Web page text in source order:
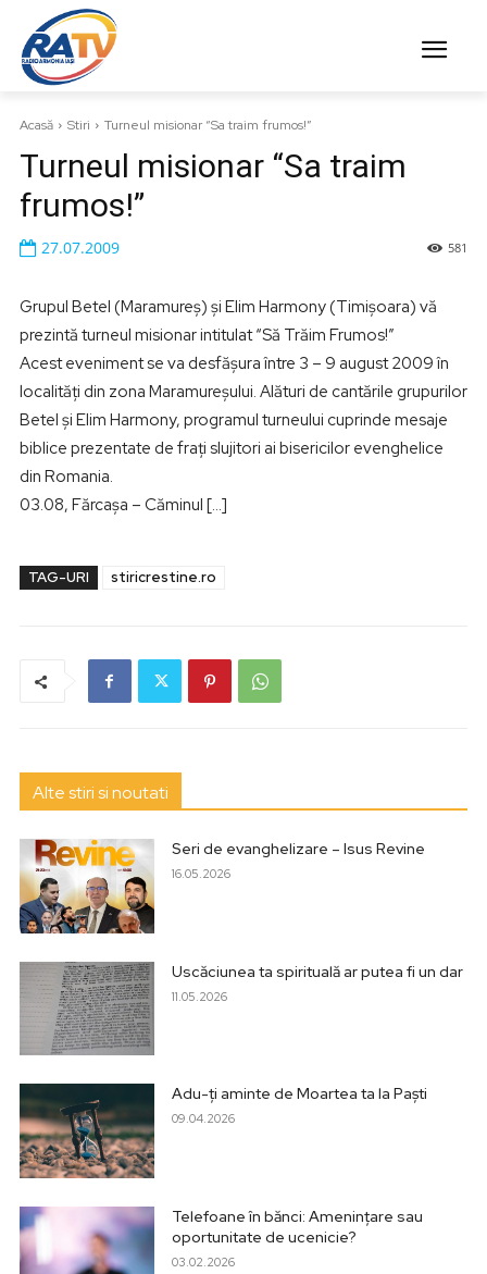
Acasă Stiri Turneul misionar “Sa traim frumos!”
Turneul misionar “Sa traim
frumos!”
581
27.07.2009
Grupul Betel (Maramureş) şi Elim Harmony (Timişoara) vă
prezintă turneul misionar intitulat “Să Trăim Frumos!”
Acest eveniment se va desfăşura între 3 – 9 august 2009 în
localităţi din zona Maramureşului. Alături de cantările grupurilor
Betel şi Elim Harmony, programul turneului cuprinde mesaje
biblice prezentate de fraţi slujitori ai bisericilor evenghelice
din Romania.
03.08, Fărcaşa – Căminul […]
TAG-URI stiricrestine.ro
Alte stiri si noutati
Seri de evanghelizare – Isus Revine
16.05.2026
Uscăciunea ta spirituală ar putea fi un dar
11.05.2026
Adu-ți aminte de Moartea ta la Paști
09.04.2026
Telefoane în bănci: Amenințare sau
oportunitate de ucenicie?
03.02.2026